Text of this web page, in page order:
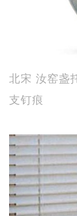
北宋 汝窑盏
支钉痕